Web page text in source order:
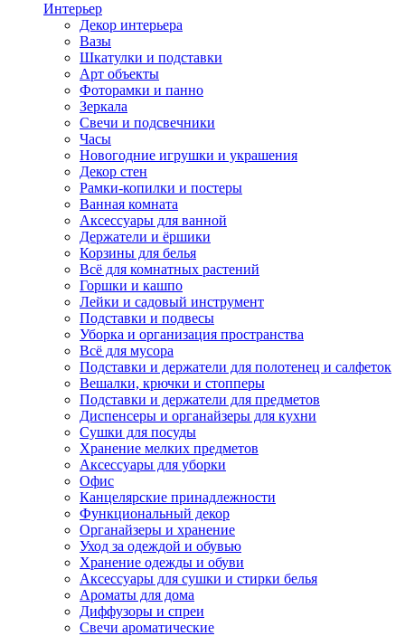
Интерьер
Декор интерьера
Вазы
Шкатулки и подставки
Арт объекты
Фоторамки и панно
Зеркала
Свечи и подсвечники
Часы
Новогодние игрушки и украшения
Декор стен
Рамки-копилки и постеры
Ванная комната
Аксессуары для ванной
Держатели и ёршики
Корзины для белья
Всё для комнатных растений
Горшки и кашпо
Лейки и садовый инструмент
Подставки и подвесы
Уборка и организация пространства
Всё для мусора
Подставки и держатели для полотенец и салфеток
Вешалки, крючки и стопперы
Подставки и держатели для предметов
Диспенсеры и органайзеры для кухни
Сушки для посуды
Хранение мелких предметов
Аксессуары для уборки
Офис
Канцелярские принадлежности
Функциональный декор
Органайзеры и хранение
Уход за одеждой и обувью
Хранение одежды и обуви
Аксессуары для сушки и стирки белья
Ароматы для дома
Диффузоры и спреи
Свечи ароматические